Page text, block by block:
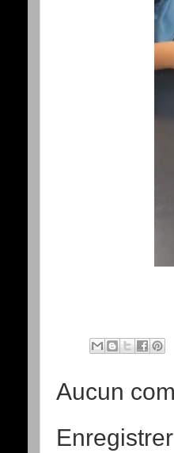
Aucun